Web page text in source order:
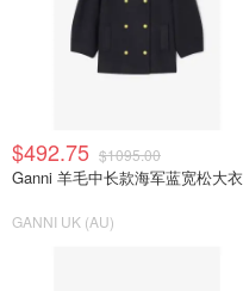
$492.75 $1095.00
Ganni 羊毛中长款海军蓝宽松大衣
GANNI UK (AU)